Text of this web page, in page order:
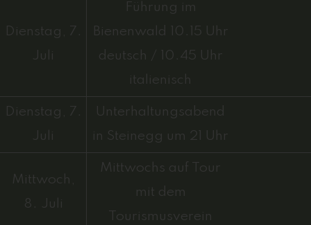
Dienstag, 7.
Juli
Führung im
Bienenwald 10.15 Uhr
deutsch / 10.45 Uhr
italienisch
Dienstag, 7.
Juli
Unterhaltungsabend
in Steinegg um 21 Uhr
Mittwoch,
8. Juli
Mittwochs auf Tour
mit dem
Tourismusverein